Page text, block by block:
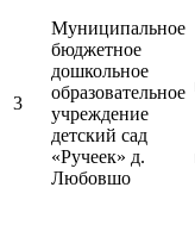
3
Муниципальное
бюджетное
дошкольное
образовательное
учреждение
детский сад
«Ручеек» д.
Любовшо